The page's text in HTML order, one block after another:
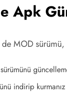
Apk
MOD
indirip